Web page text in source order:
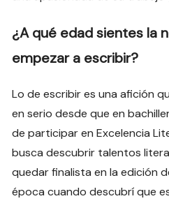
¿A qué edad sientes la
empezar a escribir?
Lo de escribir es una afición
en serio desde que en
de participar en Excelencia
busca descubrir talentos
quedar finalista en la edición
época cuando descubrí que